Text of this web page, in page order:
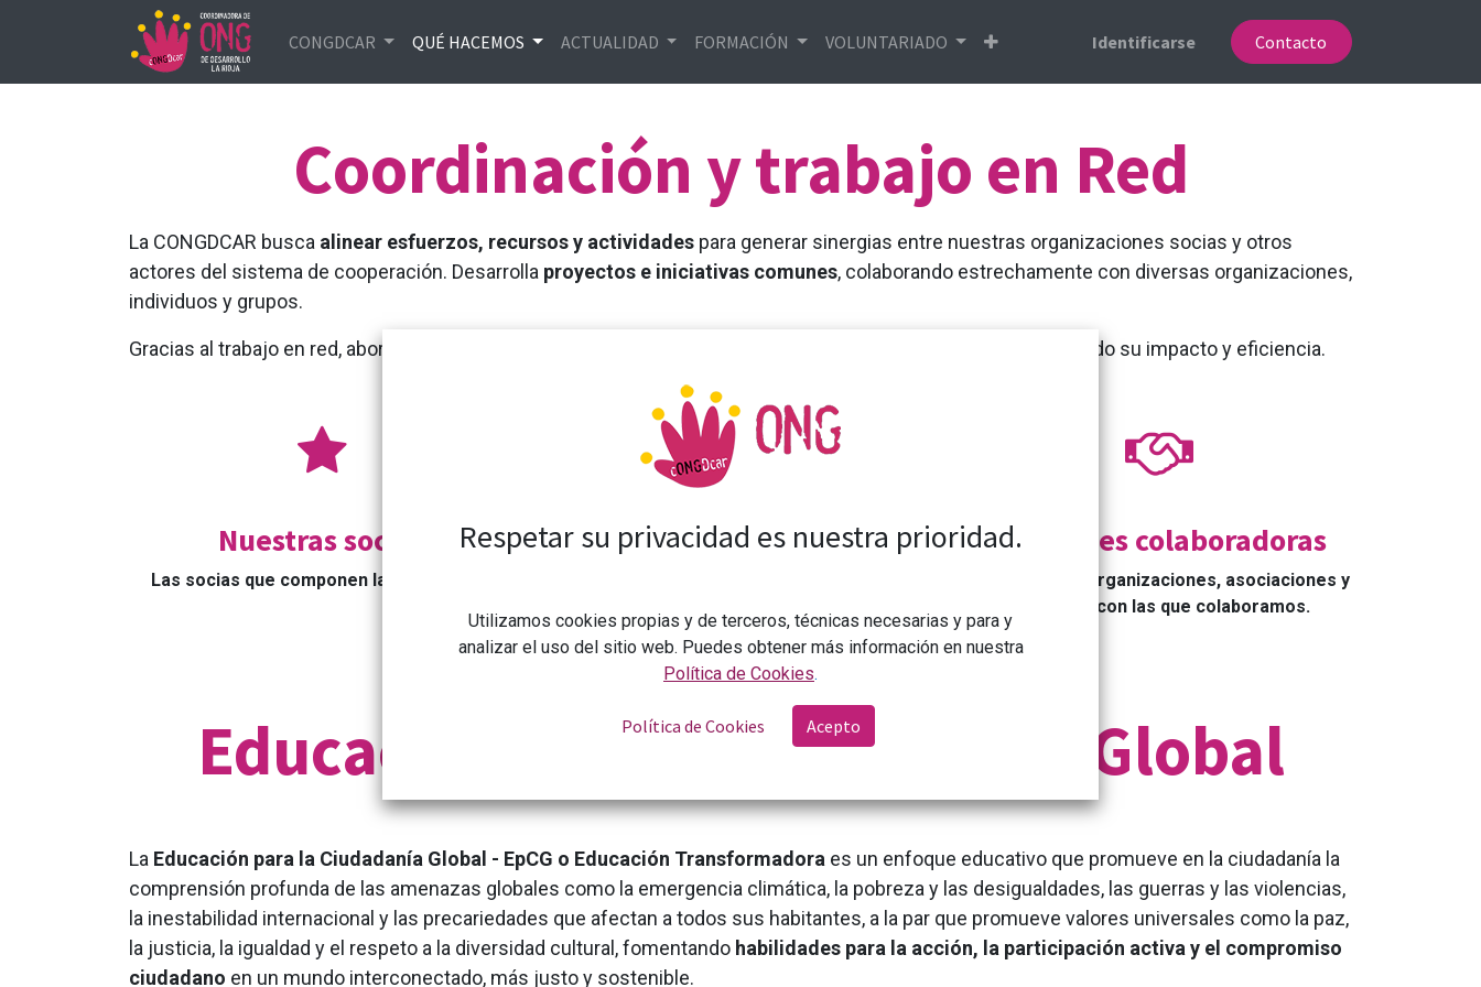
CONGDCAR QUÉ HACEMOS ACTUALIDAD FORMACIÓN VOLUNTARIADO Identificarse Contacto
Coordinación y trabajo en Red
La CONGDCAR busca alinear esfuerzos, recursos y actividades para generar sinergias entre nuestras organizaciones socias y otros
actores del sistema de cooperación. Desarrolla proyectos e iniciativas comunes, colaborando estrechamente con diversas organizaciones,
individuos y grupos.
Gracias al trabajo en red, aborda , maximizando su impacto y eficiencia.
Nuestras socias
Las socias que componen la CONGDCAR.
Redes a las que pertenece la
Transformando la realidad desde lo local.
Entidades colaboradoras
Instituciones, organizaciones, asociaciones y
entidades con las que colaboramos.
Educación para la Ciudadanía Global
La Educación para la Ciudadanía Global - EpCG o Educación Transformadora es un enfoque educativo que promueve en la ciudadanía la
comprensión profunda de las amenazas globales como la emergencia climática, la pobreza y las desigualdades, las guerras y las violencias,
la inestabilidad internacional y las precariedades que afectan a todos sus habitantes, a la par que promueve valores universales como la paz,
la justicia, la igualdad y el respeto a la diversidad cultural, fomentando habilidades para la acción, la participación activa y el compromiso
ciudadano en un mundo interconectado, más justo y sostenible.
Respetar su privacidad es nuestra prioridad.
Utilizamos cookies propias y de terceros, técnicas necesarias y para y
analizar el uso del sitio web. Puedes obtener más información en nuestra
Política de Cookies.
Política de Cookies Acepto